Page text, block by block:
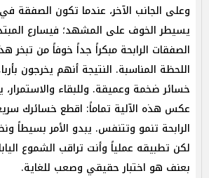
وعلى الجانب الآخر، عندما تكون الصفقة في
يسيطر الخوف على المشهد؛ فيسارع
الصفقات الرابحة مبكراً جداً خوفاً من تبخر
اللحظة المناسبة. النتيجة أنهم يخرجون
خسائر ضخمة وعميقة. وللبقاء
عكس هذه الآلية تماماً: اقطع خسائرك
الرابحة تنمو وتتنفس. يبدو الأمر بسيطاً
لكن تطبيقه عملياً وأنت تراقب الشموع
بعنف هو اختبار حقيقي وصعب للغاية.